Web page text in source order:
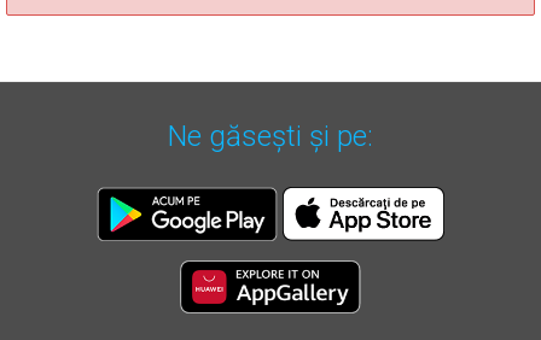
Ne găsești și pe: